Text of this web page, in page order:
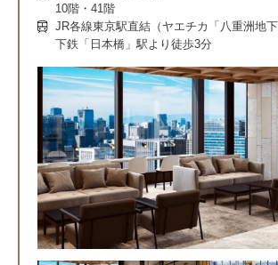
10階・41階
JR各線東京駅直結（ヤエチカ「八重洲地
下鉄「日本橋」駅より徒歩3分